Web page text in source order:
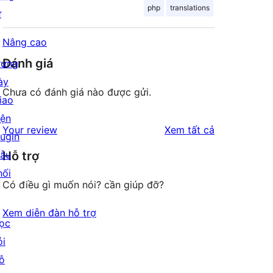
php translations
Nâng cao
Đánh giá
Chưa có đánh giá nào được gửi.
Your review Xem tất cả
Hỗ trợ
Có điều gì muốn nói? cần giúp đỡ?
Xem diễn đàn hỗ trợ